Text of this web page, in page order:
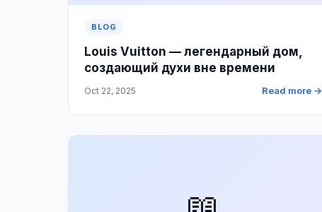
BLOG
Louis Vuitton — легендарный дом,
создающий духи вне времени
Oct 22, 2025 Read more →